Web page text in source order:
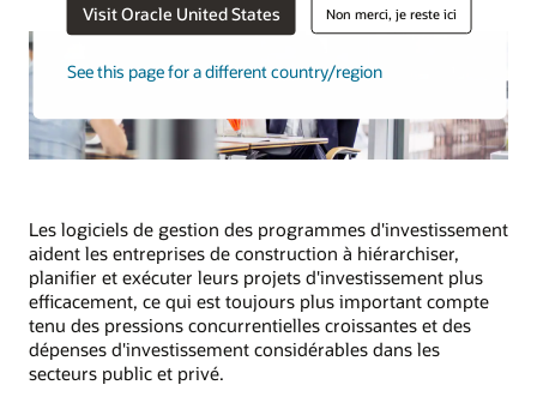
Visit Oracle United States Non merci, je reste ici
See this page for a different country/region
Les logiciels de gestion des programmes d'investissement
aident les entreprises de construction à hiérarchiser,
planifier et exécuter leurs projets d'investissement plus
efficacement, ce qui est toujours plus important compte
tenu des pressions concurrentielles croissantes et des
dépenses d'investissement considérables dans les
secteurs public et privé.